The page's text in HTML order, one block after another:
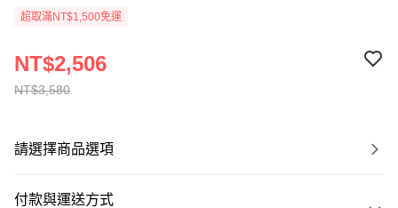
超取滿NT$1,500免運
NT$3,580
NT$2,506
請選擇商品選項
付款與運送方式